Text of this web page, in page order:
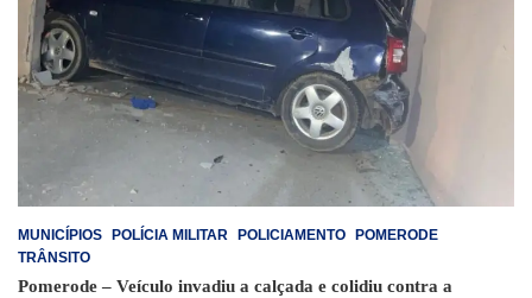
MUNICÍPIOS POLÍCIA MILITAR POLICIAMENTO
POMERODE
TRÂNSITO
Pomerode – Veículo invadiu a calçada e colidiu contra a